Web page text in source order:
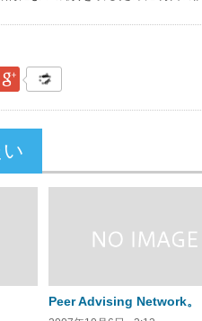
ックマークGoogle Plus
Peer Advising Network。